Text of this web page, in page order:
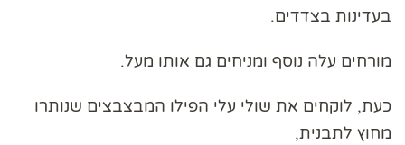
בעדינות בצדדים.
מורחים עלה נוסף ומניחים גם אותו מעל.
כעת, לוקחים את שולי עלי הפילו המבצבצים שנותרו
מחוץ לתבנית,